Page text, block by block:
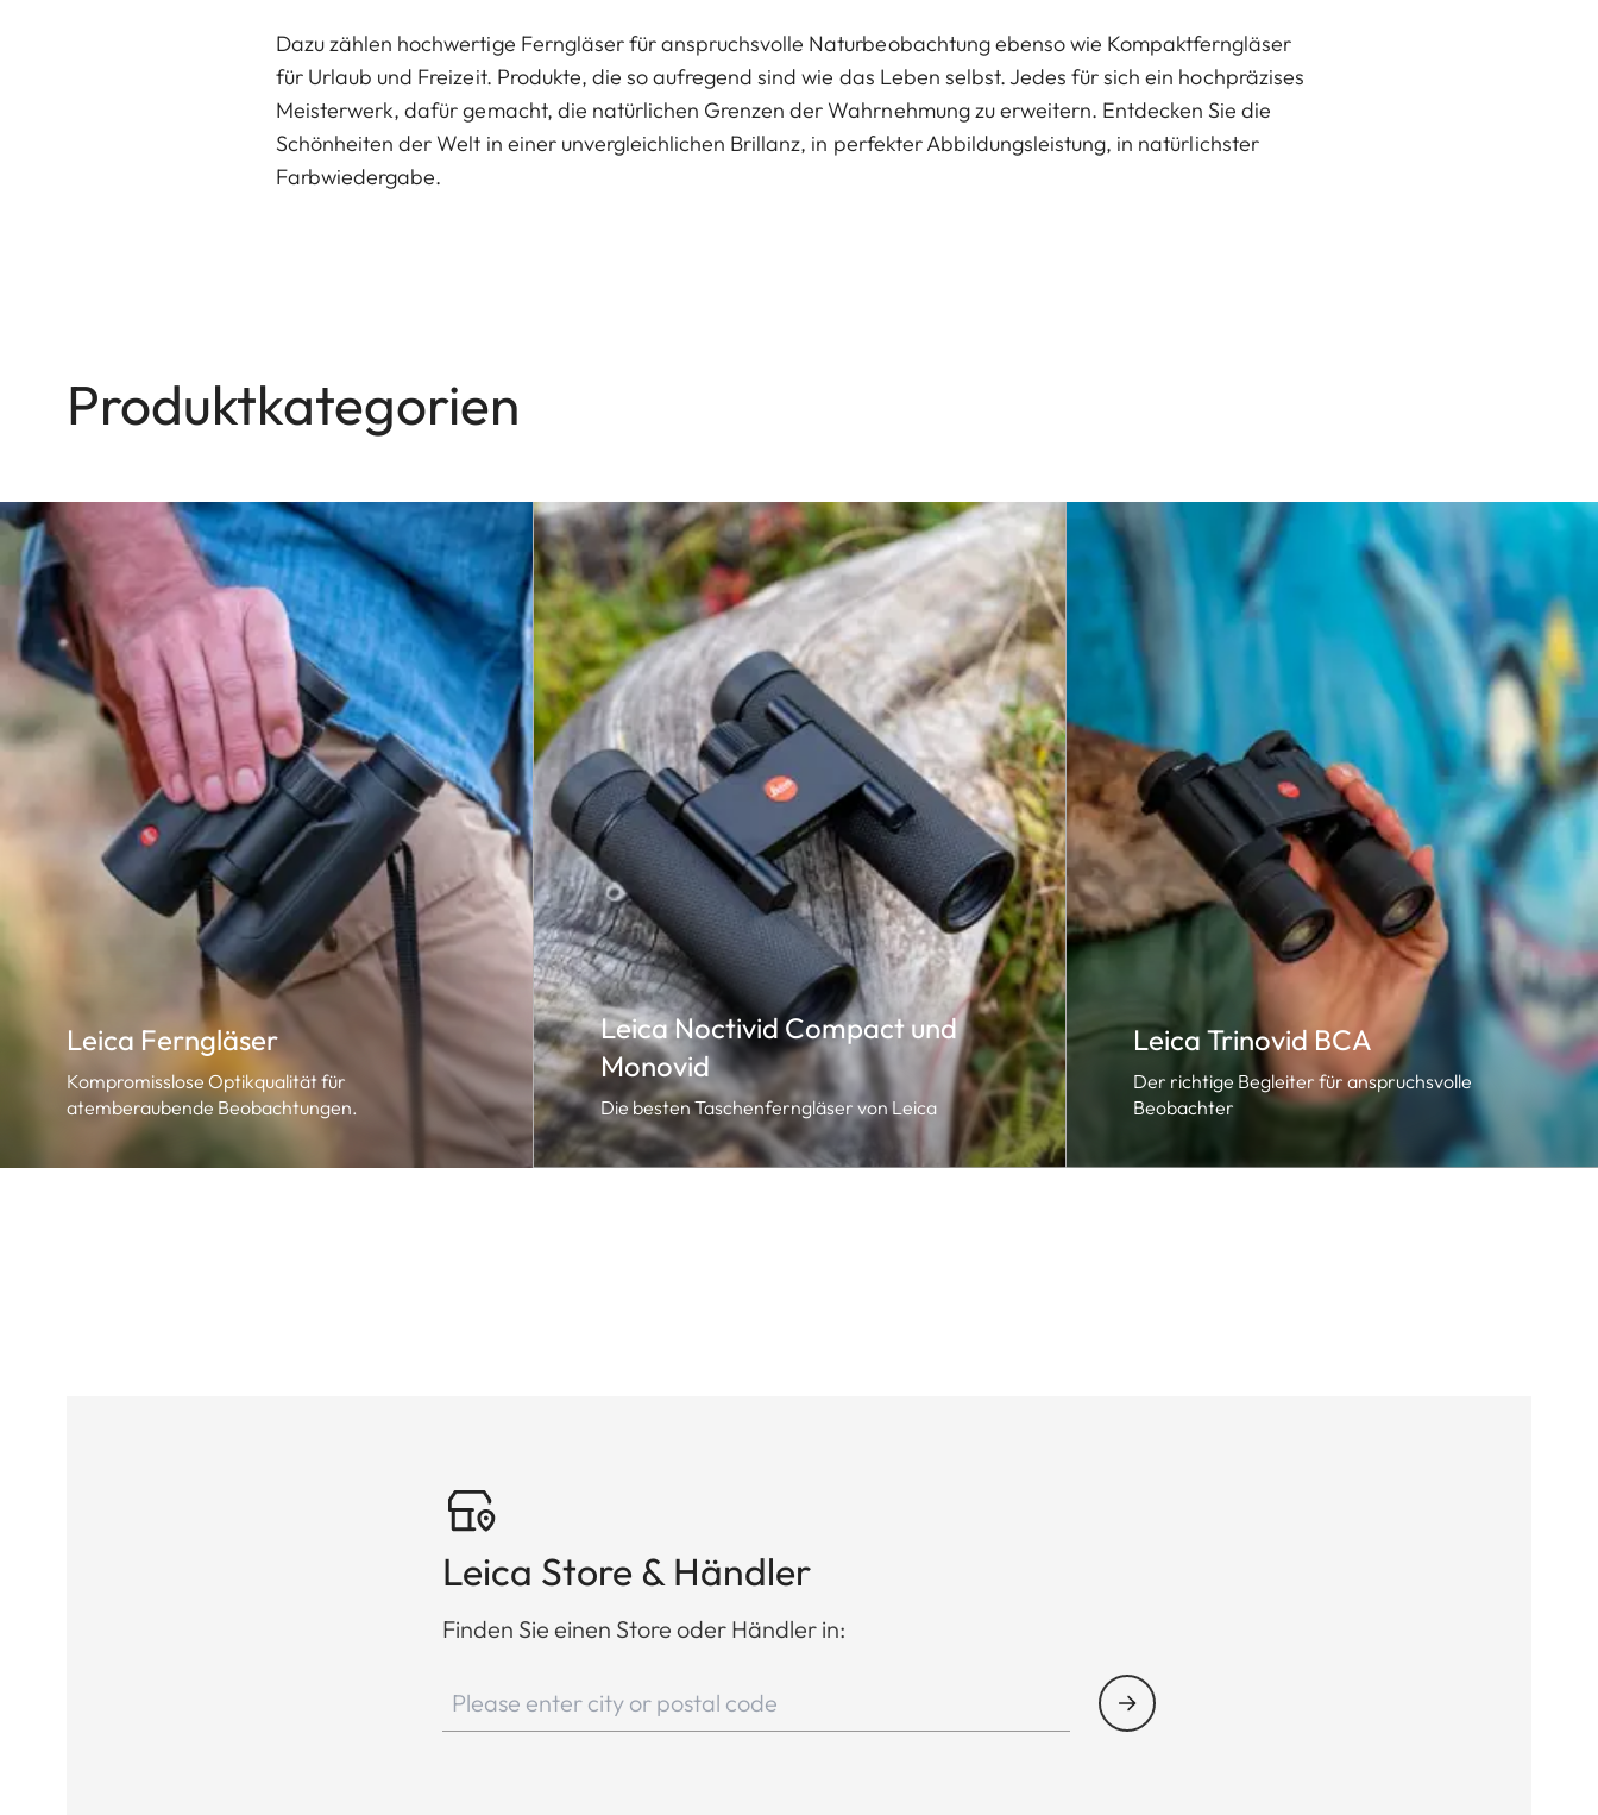
Dazu zählen hochwertige Ferngläser für anspruchsvolle Naturbeobachtung ebenso wie Kompaktferngläser
für Urlaub und Freizeit. Produkte, die so aufregend sind wie das Leben selbst. Jedes für sich ein hochpräzises
Meisterwerk, dafür gemacht, die natürlichen Grenzen der Wahrnehmung zu erweitern. Entdecken Sie die
Schönheiten der Welt in einer unvergleichlichen Brillanz, in perfekter Abbildungsleistung, in natürlichster
Farbwiedergabe.
Produktkategorien
Leica Ferngläser
Kompromisslose Optikqualität für
atemberaubende Beobachtungen.
Leica Noctivid Compact und
Monovid
Die besten Taschenferngläser von Leica
Leica Trinovid BCA
Der richtige Begleiter für anspruchsvolle
Beobachter
Leica Store & Händler
Finden Sie einen Store oder Händler in: